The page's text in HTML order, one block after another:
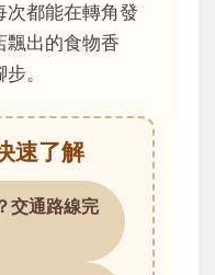
次都能在轉角發
飄出的食物香
。
速了解
交通路線完